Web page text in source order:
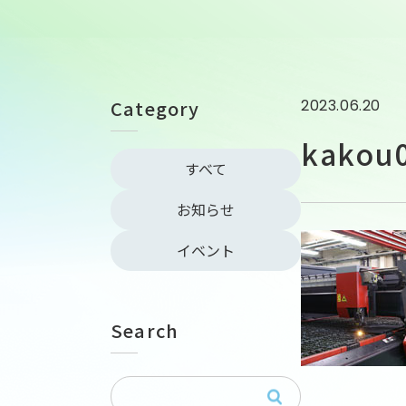
Category
すべて
お知らせ
イベント
Search
2023.06.20